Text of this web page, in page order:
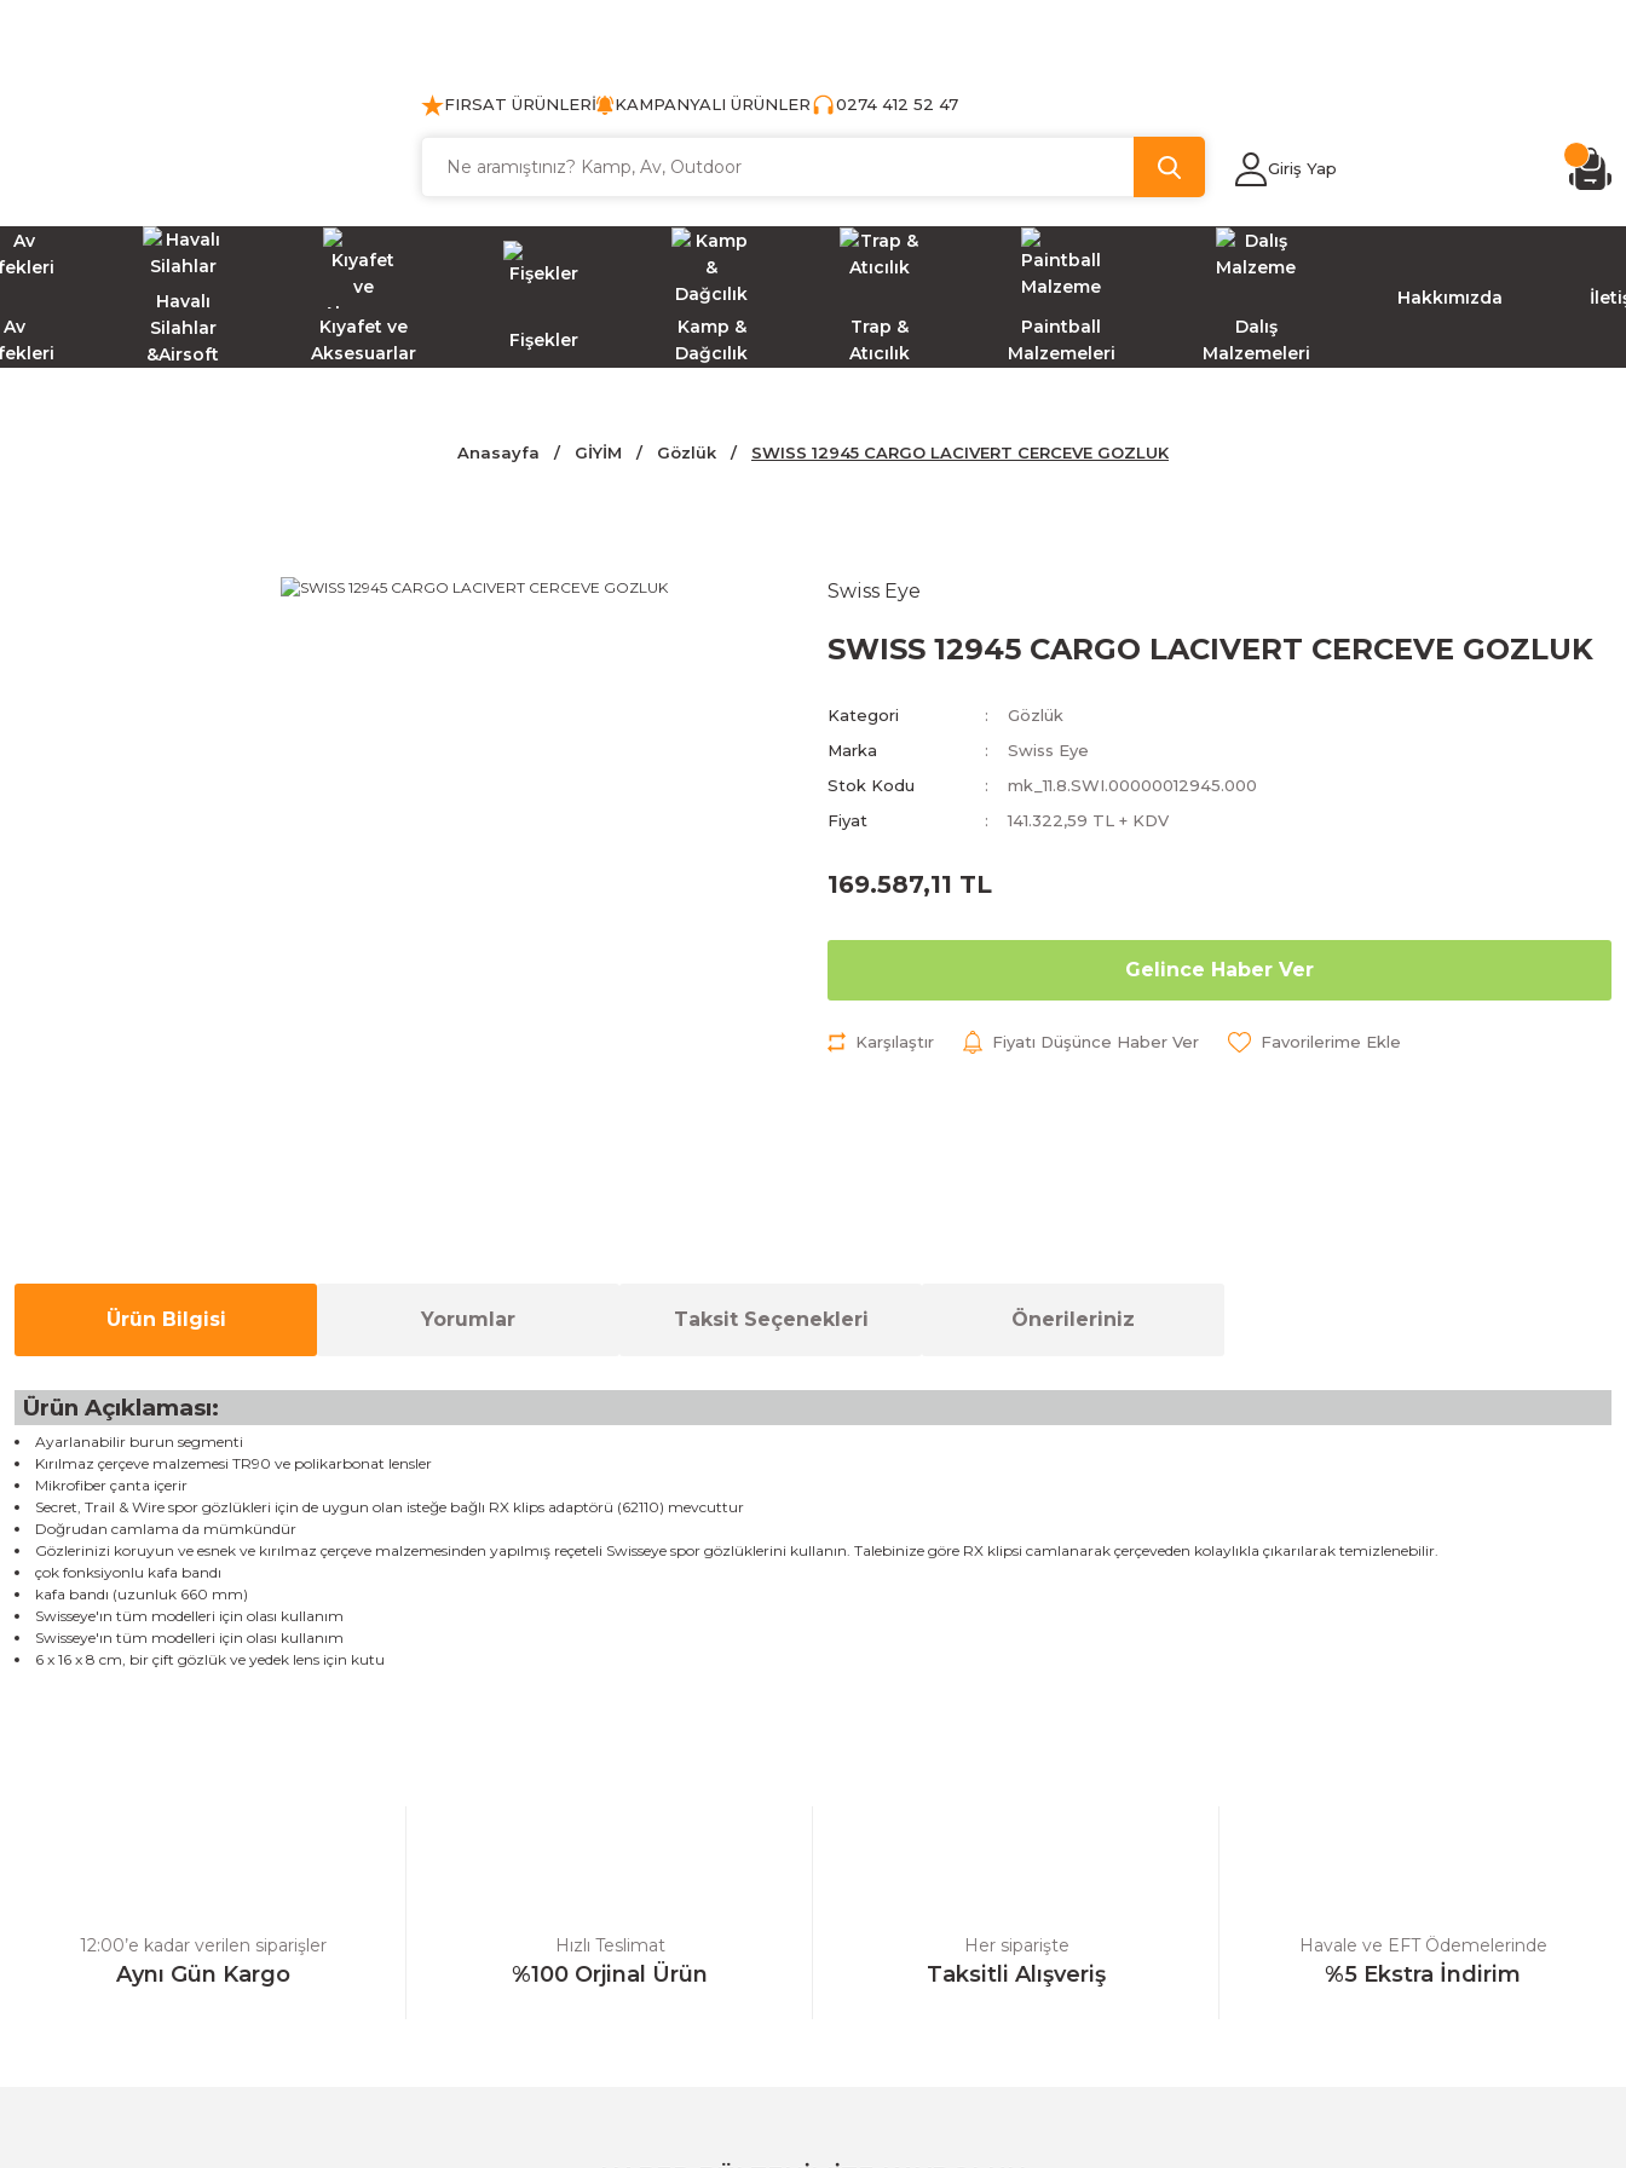
FIRSAT ÜRÜNLERİ KAMPANYALI ÜRÜNLER 0274 412 52 47
Giriş Yap
Av
Havalı
Silahlar
&Airsoft
Kıyafet ve
Aksesuarlar
Fişekler
Kamp &
Dağcılık
Trap &
Atıcılık
Paintball
Malzemeleri
Dalış
Malzemeleri
Hakkımızda
Anasayfa GİYİM Gözlük SWISS 12945 CARGO LACIVERT CERCEVE GOZLUK
Swiss Eye
SWISS 12945 CARGO LACIVERT CERCEVE GOZLUK
Kategori
Gözlük
Marka
Swiss Eye
Stok Kodu
mk_11.8.SWI.00000012945.000
Fiyat
141.322,59 TL + KDV
169.587,11 TL
Gelince Haber Ver
Karşılaştır Fiyatı Düşünce Haber Ver
Ürün Bilgisi Yorumlar Taksit Seçenekleri Önerileriniz
Ürün Açıklaması:
Ayarlanabilir burun segmenti
Kırılmaz çerçeve malzemesi TR90 ve polikarbonat lensler
Mikrofiber çanta içerir
Secret, Trail & Wire spor gözlükleri için de uygun olan isteğe bağlı RX klips adaptörü (62110) mevcuttur
Doğrudan camlama da mümkündür
Gözlerinizi koruyun ve esnek ve kırılmaz çerçeve malzemesinden yapılmış reçeteli Swisseye spor gözlüklerini kullanın. Talebinize göre RX klipsi camlanarak çerçeveden kolaylıkla çıkarılarak temizlenebilir.
çok fonksiyonlu kafa bandı
kafa bandı (uzunluk 660 mm)
Swisseye'ın tüm modelleri için olası kullanım
Swisseye'ın tüm modelleri için olası kullanım
6 x 16 x 8 cm, bir çift gözlük ve yedek lens için kutu
Ürün fiyatı diğer sitelerden daha pahalı.
Bu ürüne benzer farklı alternatifler olmalı.
12:00’e kadar verilen siparişler
Aynı Gün Kargo
Hızlı Teslimat
%100 Orjinal Ürün
Her siparişte
Taksitli Alışveriş
Havale ve EFT Ödemelerinde
%5 Ekstra İndirim